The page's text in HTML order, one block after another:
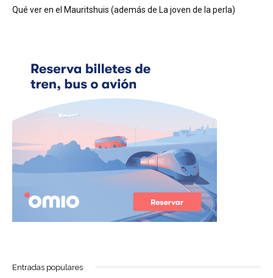
Qué ver en el Mauritshuis (además de La joven de la perla)
Entradas populares